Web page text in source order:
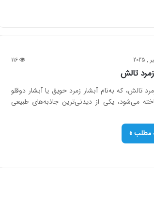
116
تالش
تالش، که به‌نام آبشار زمرد حویق یا آبشار دوقلو
می‌شود، یکی از دیدنی‌ترین جاذبه‌های طبیعی
مطلب »